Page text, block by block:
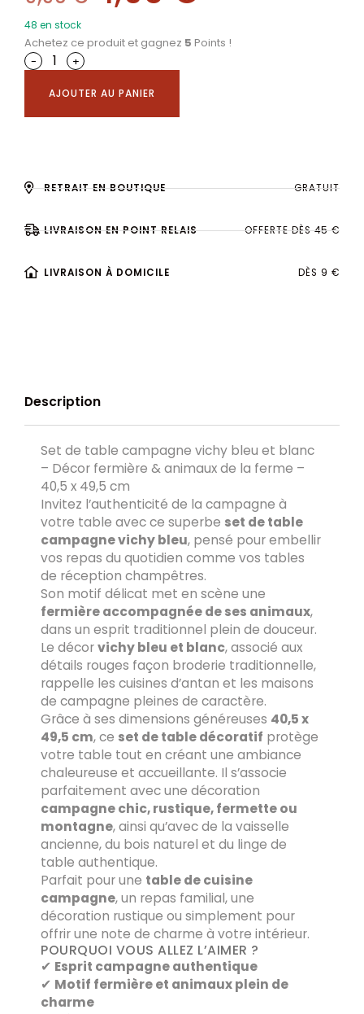
48 en stock
Achetez ce produit et gagnez 5 Points !
-
+
AJOUTER AU PANIER
RETRAIT EN BOUTIQUE GRATUIT
LIVRAISON EN POINT RELAIS OFFERTE DÈS 45 €
LIVRAISON À DOMICILE DÈS 9 €
Description
Set de table campagne vichy bleu et blanc
– Décor fermière & animaux de la ferme –
40,5 x 49,5 cm
Invitez l’authenticité de la campagne à
votre table avec ce superbe set de table
campagne vichy bleu, pensé pour embellir
vos repas du quotidien comme vos tables
de réception champêtres.
Son motif délicat met en scène une
fermière accompagnée de ses animaux,
dans un esprit traditionnel plein de douceur.
Le décorvichy bleu et blanc, associé aux
détails rouges façon broderie traditionnelle,
rappelle les cuisines d’antan et les maisons
de campagne pleines de caractère.
Grâce à ses dimensions généreuses 40,5 x
49,5 cm, ce set de table décoratif protège
votre table tout en créant une ambiance
chaleureuse et accueillante. Il s’associe
parfaitement avec une décoration
campagne chic, rustique, fermette ou
montagne, ainsi qu’avec de la vaisselle
ancienne, du bois naturel et du linge de
table authentique.
Parfait pour une table de cuisine
campagne, un repas familial, une
décoration rustique ou simplement pour
offrir une note de charme à votre intérieur.
POURQUOI VOUS ALLEZ L’AIMER ?
✔ Esprit campagne authentique
✔ Motif fermière et animaux plein de
charme